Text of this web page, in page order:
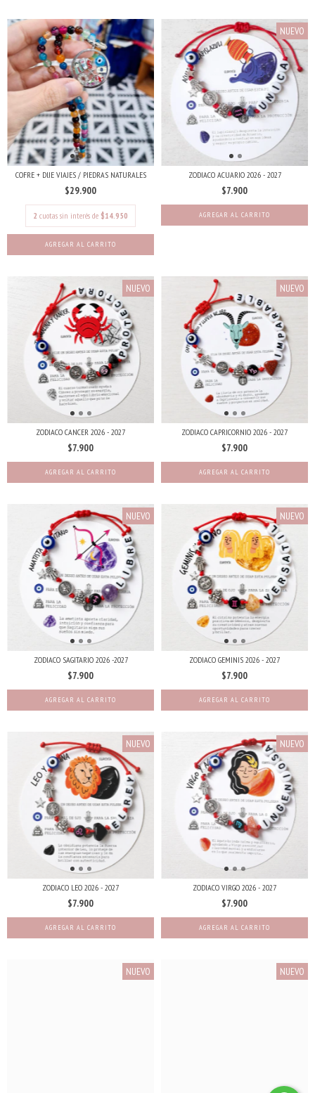
COFRE + DIJE VIAJES / PIEDRAS NATURALES
$29.900
2 cuotas sin interés de $14.950
NUEVO
ZODIACO ACUARIO 2026 - 2027
$7.900
NUEVO
ZODIACO CANCER 2026 - 2027
$7.900
NUEVO
ZODIACO CAPRICORNIO 2026 - 2027
$7.900
NUEVO
ZODIACO SAGITARIO 2026 -2027
$7.900
NUEVO
ZODIACO GEMINIS 2026 - 2027
$7.900
NUEVO
ZODIACO LEO 2026 - 2027
$7.900
NUEVO
ZODIACO VIRGO 2026 - 2027
$7.900
NUEVO NUEVO